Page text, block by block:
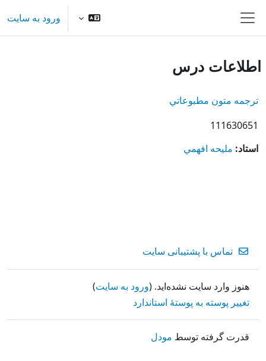
پنل کناری
ورود به سایت
اطلاعات درس
ترجمه متون مطبوعاتي
111630651
استاد: مليحه افهمي
تماس با پشتیبانی سایت
هنوز وارد سایت نشده‌اید. (ورود به سایت)
تغییر پوسته به پوستهٔ استاندارد
قدرت گرفته توسط مودل